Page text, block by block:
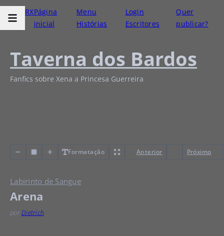
RXPágina
inicial
Menu
Histórias
Login
Escritores
Quer
publicar?
Taverna dos Bardos
Fanfics sobre Xena a Princesa Guerreira
Formatação Anterior Próximo
Labirinto de Sangue
Arena
porDietrich